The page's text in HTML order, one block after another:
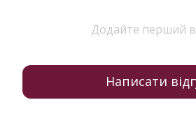
Додайте перший
Написати